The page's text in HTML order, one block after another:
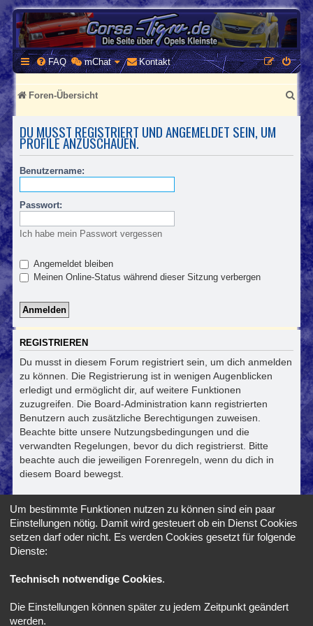
CORSA-TIGRA.DE
Homepage und Forum rund um Opel Corsa und Tigra
FAQ mChat Kontakt
Foren-Übersicht
S
u
h
DU MUSST REGISTRIERT UND ANGEMELDET SEIN, UM
PROFILE ANZUSCHAUEN.
Benutzername:
Passwort:
Ich habe mein Passwort vergessen
Angemeldet bleiben
Meinen Online-Status während dieser Sitzung verbergen
REGISTRIEREN
Du musst in diesem Forum registriert sein, um dich anmelden
zu können. Die Registrierung ist in wenigen Augenblicken
erledigt und ermöglicht dir, auf weitere Funktionen
zuzugreifen. Die Board-Administration kann registrierten
Benutzern auch zusätzliche Berechtigungen zuweisen.
Beachte bitte unsere Nutzungsbedingungen und die
verwandten Regelungen, bevor du dich registrierst. Bitte
beachte auch die jeweiligen Forenregeln, wenn du dich in
diesem Board bewegst.
Nutzungsbedingungen|Datenschutzerklärung
Registrieren
*SE Gamer Style byphpBB Styles
Um bestimmte Funktionen nutzen zu können sind ein paar
Einstellungen nötig. Damit wird gesteuert ob ein Dienst Cookies
setzen darf oder nicht. Es werden Cookies gesetzt für folgende
Dienste:
Technisch notwendige Cookies.
Die Einstellungen können später zu jedem Zeitpunkt geändert
werden.